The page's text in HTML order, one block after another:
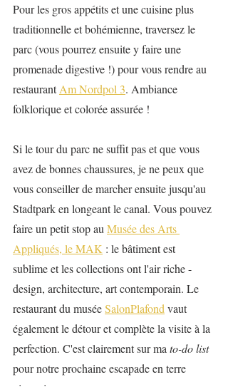
Pour les gros appétits et une cuisine plus
traditionnelle et bohémienne, traversez le
parc (vous pourrez ensuite y faire une
promenade digestive !) pour vous rendre au
restaurant Am Nordpol 3. Ambiance
folklorique et colorée assurée !
Si le tour du parc ne suffit pas et que vous
avez de bonnes chaussures, je ne peux que
vous conseiller de marcher ensuite jusqu'au
Stadtpark en longeant le canal. Vous pouvez
faire un petit stop au Musée des Arts
Appliqués, le MAK : le bâtiment est
sublime et les collections ont l'air riche -
design, architecture, art contemporain. Le
restaurant du musée SalonPlafond vaut
également le détour et complète la visite à la
perfection. C'est clairement sur ma to-do list
pour notre prochaine escapade en terre